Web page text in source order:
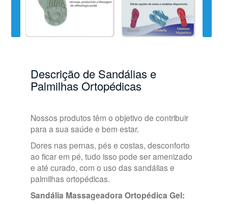
Descrição de Sandálias e
Palmilhas Ortopédicas
Nossos produtos têm o objetivo de contribuir
para a sua saúde e bem estar.
Dores nas pernas, pés e costas, desconforto
ao ficar em pé, tudo isso pode ser amenizado
e até curado, com o uso das sandálias e
palmilhas ortopédicas.
Sandália Massageadora Ortopédica Gel: